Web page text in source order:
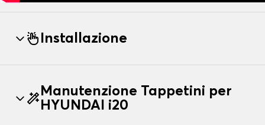
Installazione
Manutenzione Tappetini per
HYUNDAI i20